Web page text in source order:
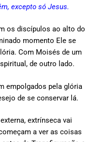
excepto só Jesus.
os discípulos ao alto do
momento Ele se
Com Moisés de um
de outro lado.
pela glória
de se conservar lá.
extrínseca vai
a ver as coisas